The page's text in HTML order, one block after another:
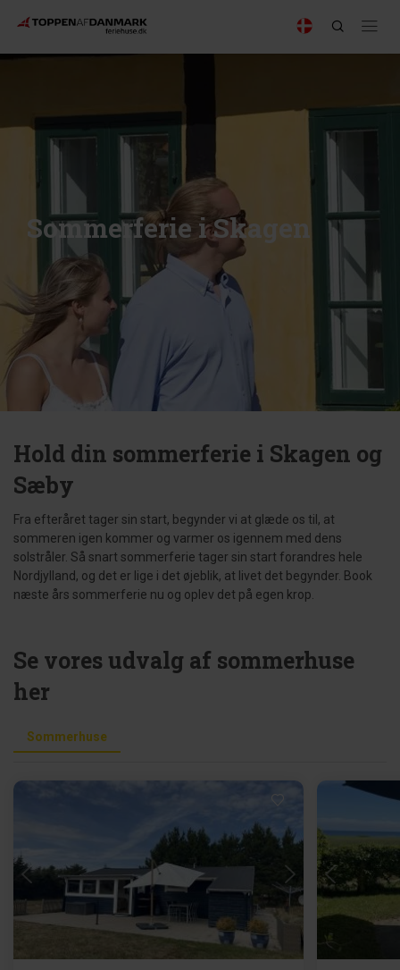
Sommerferie i Skagen
Hold din sommerferie i Skagen og
Sæby
Fra efteråret tager sin start, begynder vi at glæde os til, at
sommeren igen kommer og varmer os igennem med dens
solstråler. Så snart sommerferie tager sin start forandres hele
Nordjylland, og det er lige i det øjeblik, at livet det begynder. Book
næste års sommerferie nu og oplev det på egen krop.
Se vores udvalg af sommerhuse
her
Sommerhuse
Indlæser...